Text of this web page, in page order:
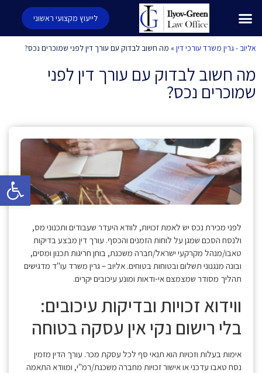
פתח
לייעוץ מקצועי ראשוני
אליוב - גרין משרד עורכי דין» מה חשוב לבדוק עם עורך דין לפני שמוכרים נכס?
מה חשוב לבדוק עם עורך דין לפני
שמוכרים נכס?
לפני מכירת נכס יש לאמת זכויות, לוודא היעדר שעבודים ותכנוני מס,
ולנסח הסכם שמגן על לוחות הזמנים והכסף. עורך דין מבצע בדיקות
טאבו/מנהל מקרקעי ישראל/חברה משכנת, בוחן חריגות תכנון ומסים,
ובונה מנגנוני תשלום ובטוחות בטוחים. אליוב – גרין משרד עו"ד מדגישים
תהליך מסודר שמצמצם אי-ודאות ומונע עיכובים יקרים.
ווידוא זכויות ובדיקות עיכובים:
בלי רישום נקי אין עסקה בטוחה
אימות בעלות וזכויות הוא תנאי סף לכל עסקת מכר. עורך הדין מזמין
נסח טאבו עדכני או אישור זכויות מחברה משכנת/רמ"י, ומוודא התאמה